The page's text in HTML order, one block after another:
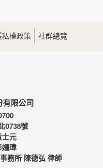
問卷調查內容進行統計與
字呈現，除供內部研究
網站及您的個人資料採用
員才能接觸您的個人資
如有違反保密義務者，將
供服務時，本網站亦會嚴
要檢查程序以確定其將確
私權政策 社群總覽
限公司
0738號
士元
姍瑋
務所 陳德弘 律師